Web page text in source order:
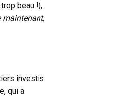
beau !),
maintenant,
investis
qui a